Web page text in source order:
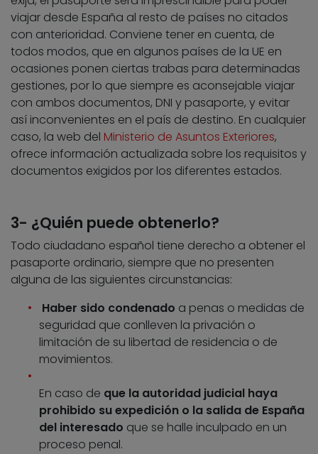
viajar desde España al resto de países no citados
con anterioridad. Conviene tener en cuenta, de
todos modos, que en algunos países de la UE en
ocasiones ponen ciertas trabas para determinadas
gestiones, por lo que siempre es aconsejable viajar
con ambos documentos, DNI y pasaporte, y evitar
así inconvenientes en el país de destino. En cualquier
caso, la web del Ministerio de Asuntos Exteriores,
ofrece información actualizada sobre los requisitos y
documentos exigidos por los diferentes estados.
3- ¿Quién puede obtenerlo?
Todo ciudadano español tiene derecho a obtener el
pasaporte ordinario, siempre que no presenten
alguna de las siguientes circunstancias:
Haber sido condenado a penas o medidas de
seguridad que conlleven la privación o
limitación de su libertad de residencia o de
movimientos.
En caso de que la autoridad judicial haya
prohibido su expedición o la salida de España
del interesado que se halle inculpado en un
proceso penal.